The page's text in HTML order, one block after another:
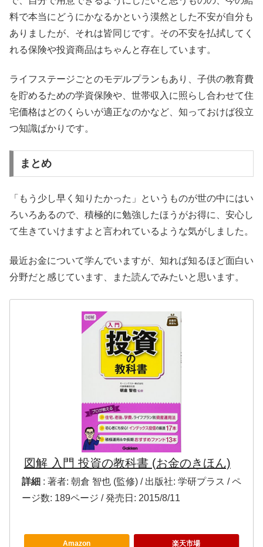
料で本当にどうにかなるかという漠然とした不安が自分も
ありましたが、それは皆同じです。その不安を払拭してく
れる保険や投資商品はちゃんと存在しています。
ライフステージごとのモデルプランもあり、子供の教育費
を貯めるための学資保険や、世帯収入に照らし合わせて住
宅価格はどのくらいが適正なのかなど、知っておけば役立
つ知識ばかりです。
まとめ
「もう少し早く知りたかった」というものが世の中にはい
ろいろあるので、積極的に勉強したほうがお得に、安心し
て生きていけますよと言われているような気がしました。
最近お金について学んでいますが、知れば知るほど面白い
分野だと感じています、また読んでみたいと思います。
図解 入門 投資の教科書 (お金のきほん)
詳細 : 著者: 朝倉 智也 (監修) / 出版社: 学研プラス / ペ
ージ数: 189ページ / 発売日: 2015/8/11
Amazon 楽天市場